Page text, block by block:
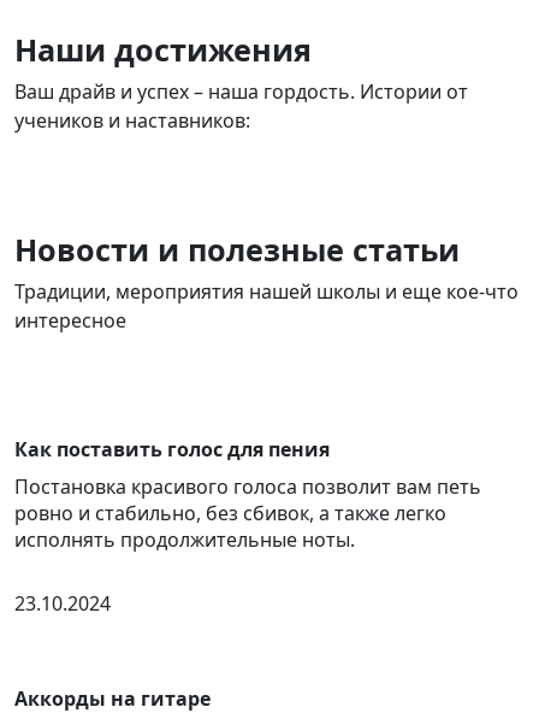
Наши достижения
Ваш драйв и успех – наша гордость. Истории от
учеников и наставников:
Новости и полезные статьи
Традиции, мероприятия нашей школы и еще кое-что
интересное
Как поставить голос для пения
Постановка красивого голоса позволит вам петь
ровно и стабильно, без сбивок, а также легко
исполнять продолжительные ноты.
23.10.2024
Аккорды на гитаре